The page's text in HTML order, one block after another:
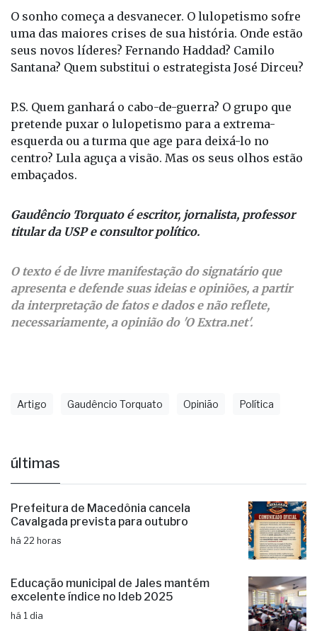
O sonho começa a desvanecer. O lulopetismo sofre
uma das maiores crises de sua história. Onde estão
seus novos líderes? Fernando Haddad? Camilo
P.S. Quem ganhará o cabo-de-guerra? O grupo que
pretende puxar o lulopetismo para a extrema-
esquerda ou a turma que age para deixá-lo no
centro? Lula aguça a visão. Mas os seus olhos estão
Gaudêncio Torquato é escritor, jornalista, professor
O texto é de livre manifestação do signatário que
apresenta e defende suas ideias e opiniões, a partir
da interpretação de fatos e dados e não reflete,
últimas
Prefeitura de Macedônia cancela
Cavalgada prevista para outubro
excelente índice no Ideb 2025